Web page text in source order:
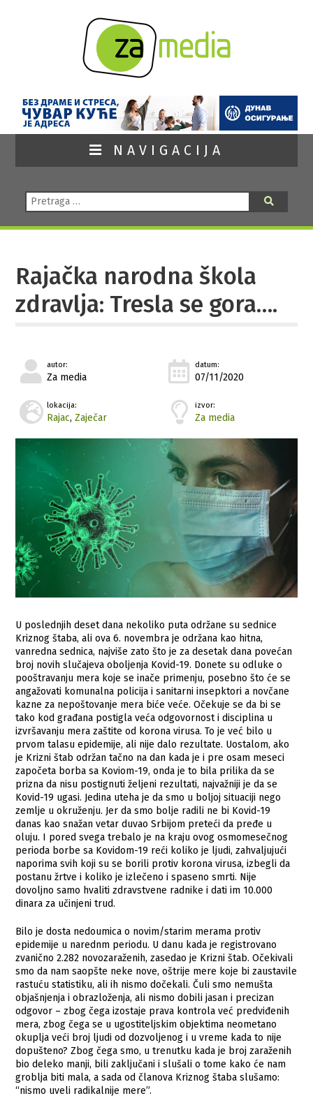
NAVIGACIJA
Pretraga:
Rajačka narodna škola
zdravlja: Tresla se gora….
autor:
Za media
datum:
07/11/2020
lokacija:
Rajac,Zaječar
izvor:
Za media
U poslednjih deset dana nekoliko puta održane su sednice
Kriznog štaba, ali ova 6. novembra je održana kao hitna,
vanredna sednica, najviše zato što je za desetak dana povećan
broj novih slučajeva oboljenja Kovid-19. Donete su odluke o
pooštravanju mera koje se inače primenju, posebno što će se
angažovati komunalna policija i sanitarni insepktori a novčane
kazne za nepoštovanje mera biće veće. Očekuje se da bi se
tako kod građana postigla veća odgovornost i disciplina u
izvršavanju mera zaštite od korona virusa. To je već bilo u
prvom talasu epidemije, ali nije dalo rezultate. Uostalom, ako
je Krizni štab održan tačno na dan kada je i pre osam meseci
započeta borba sa Koviom-19, onda je to bila prilika da se
prizna da nisu postignuti željeni rezultati, najvažniji je da se
Kovid-19 ugasi. Jedina uteha je da smo u boljoj situaciji nego
zemlje u okruženju. Jer da smo bolje radili ne bi Kovid-19
danas kao snažan vetar duvao Srbijom preteći da pređe u
oluju. I pored svega trebalo je na kraju ovog osmomesečnog
perioda borbe sa Kovidom-19 reći koliko je ljudi, zahvaljujući
naporima svih koji su se borili protiv korona virusa, izbegli da
postanu žrtve i koliko je izlečeno i spaseno smrti. Nije
dovoljno samo hvaliti zdravstvene radnike i dati im 10.000
dinara za učinjeni trud.
Bilo je dosta nedoumica o novim/starim merama protiv
epidemije u narednm periodu. U danu kada je registrovano
zvanično 2.282 novozaraženih, zasedao je Krizni štab. Očekivali
smo da nam saopšte neke nove, oštrije mere koje bi zaustavile
rastuću statistiku, ali ih nismo dočekali. Čuli smo nemušta
objašnjenja i obrazloženja, ali nismo dobili jasan i precizan
odgovor – zbog čega izostaje prava kontrola već predviđenih
mera, zbog čega se u ugostiteljskim objektima neometano
okuplja veći broj ljudi od dozvoljenog i u vreme kada to nije
dopušteno? Zbog čega smo, u trenutku kada je broj zaraženih
bio deleko manji, bili zaključani i slušali o tome kako će nam
groblja biti mala, a sada od članova Kriznog štaba slušamo:
“nismo uveli radikalnije mere”.